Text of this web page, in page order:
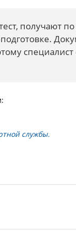
получают
службы.